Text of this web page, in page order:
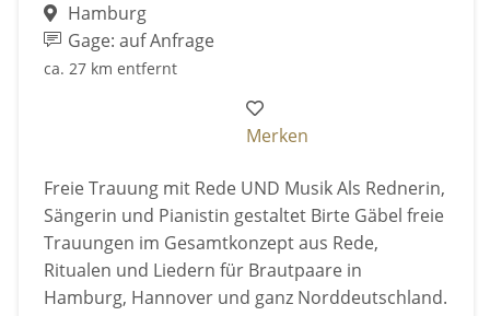
Hamburg
Gage: auf Anfrage
ca. 27 km entfernt
Merken
Freie Trauung mit Rede UND Musik Als Rednerin,
Sängerin und Pianistin gestaltet Birte Gäbel freie
Trauungen im Gesamtkonzept aus Rede,
Ritualen und Liedern für Brautpaare in
Hamburg, Hannover und ganz Norddeutschland.